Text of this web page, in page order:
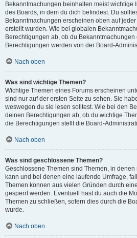
Bekanntmachungen beinhalten meist wichtige
des Boards, in dem du dich befindest. Du
Bekanntmachungen erscheinen oben auf
erstellt wurden. Wie bei globalen
Berechtigungen ab, ob du
Berechtigungen werden von der Board-
Nach oben
Was sind wichtige Themen?
Wichtige Themen eines Forums erscheinen
sind nur auf der ersten Seite zu sehen. Sie
weswegen du sie lesen solltest. Wie bei den
deinen Berechtigungen ab, ob du wichtige
die Berechtigungen stellt die Board-
Nach oben
Was sind geschlossene Themen?
Geschlossene Themen sind Themen, in
kann und bei denen eine laufende Umfrage,
Themen können aus vielen Gründen durch
gesperrt werden. Eventuell hast du auch die
Themen zu schließen, sofern dies durch die
wurde.
Nach oben